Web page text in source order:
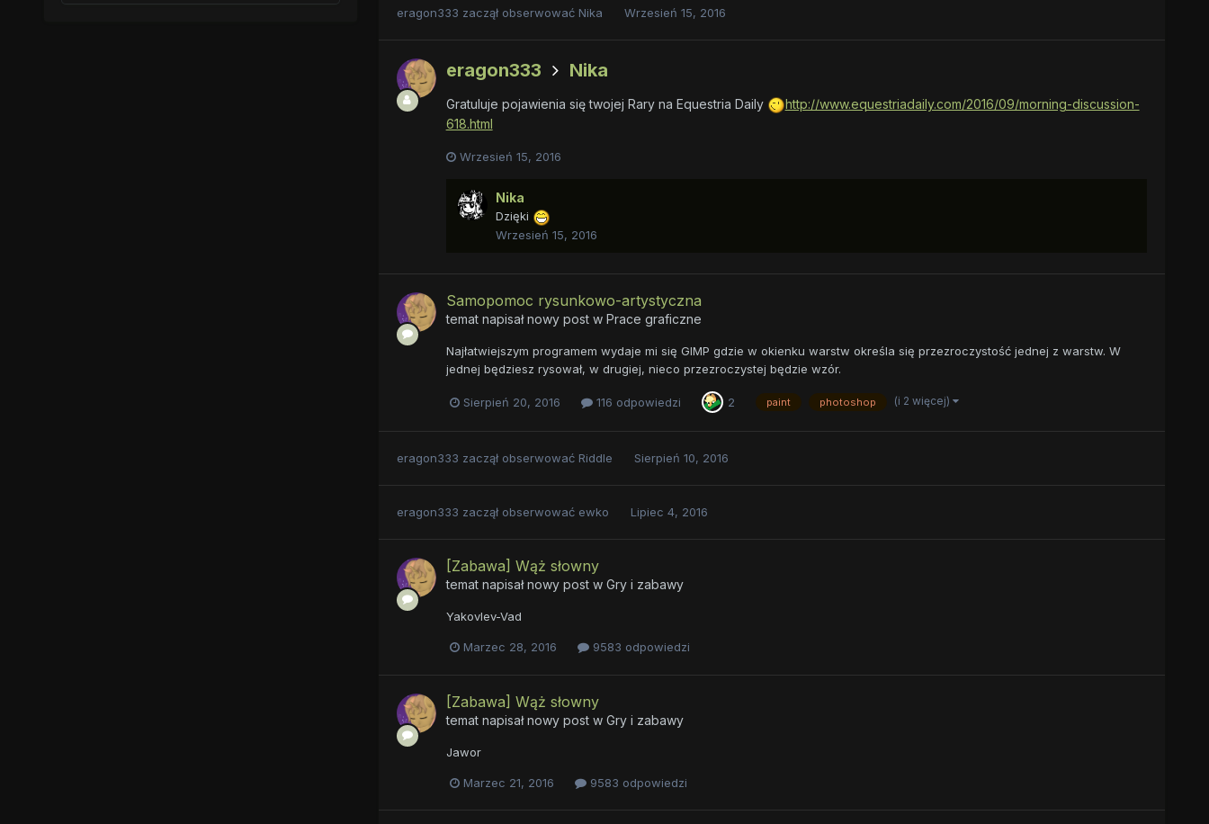
eragon333 zaczął obserwować Nika Wrzesień 15, 2016
eragon333 Nika
Gratuluje pojawienia się twojej Rary na Equestria Daily
http://www.equestriadaily.com/2016/09/morning-discussion-
618.html
Wrzesień 15, 2016
Nika
Dzięki
Wrzesień 15, 2016
Samopomoc rysunkowo-artystyczna
temat napisał nowy post w Prace graficzne
Najłatwiejszym programem wydaje mi się GIMP gdzie w okienku warstw określa się przezroczystość jednej z warstw. W
jednej będziesz rysował, w drugiej, nieco przezroczystej będzie wzór.
Sierpień 20, 2016 116 odpowiedzi 2 paint photoshop (i 2 więcej)
eragon333 zaczął obserwować Riddle Sierpień 10, 2016
eragon333 zaczął obserwować ewko Lipiec 4, 2016
[Zabawa] Wąż słowny
temat napisał nowy post w Gry i zabawy
Yakovlev-Vad
Marzec 28, 2016 9583 odpowiedzi
[Zabawa] Wąż słowny
temat napisał nowy post w Gry i zabawy
Jawor
Marzec 21, 2016 9583 odpowiedzi